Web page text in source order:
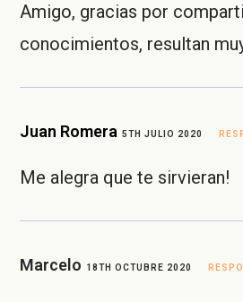
Amigo, gracias por
conocimientos, resultan
Juan Romera 5TH JULIO 2020
Me alegra que te sirvieran!
Marcelo 18TH OCTUBRE 2020